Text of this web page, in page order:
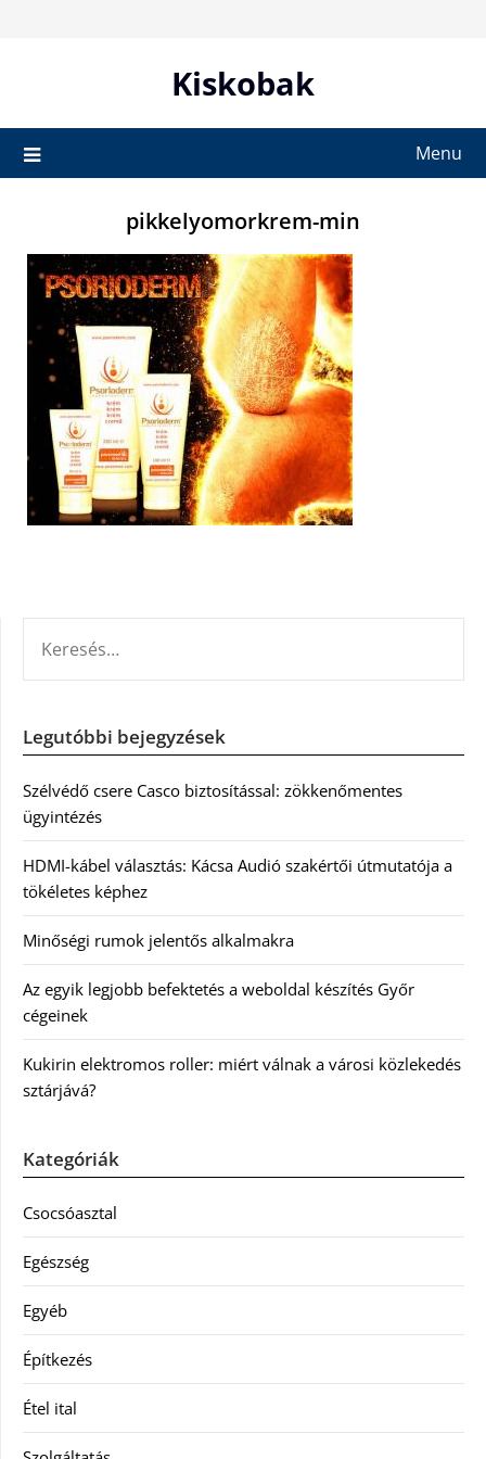
Kiskobak
Menu
pikkelyomorkrem-min
Legutóbbi bejegyzések
Szélvédő csere Casco biztosítással: zökkenőmentes
ügyintézés
HDMI-kábel választás: Kácsa Audió szakértői útmutatója a
tökéletes képhez
Minőségi rumok jelentős alkalmakra
Az egyik legjobb befektetés a weboldal készítés Győr
cégeinek
Kukirin elektromos roller: miért válnak a városi közlekedés
sztárjává?
Kategóriák
Csocsóasztal
Egészség
Egyéb
Építkezés
Étel ital